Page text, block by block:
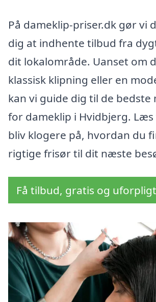
På dameklip-priser.dk gør vi
dig at indhente tilbud fra
dit lokalområde. Uanset om
klassisk klipning eller en
kan vi guide dig til de bedste
for dameklip i Hvidbjerg. Læs
bliv klogere på, hvordan du
rigtige frisør til dit næste
Få tilbud, gratis og